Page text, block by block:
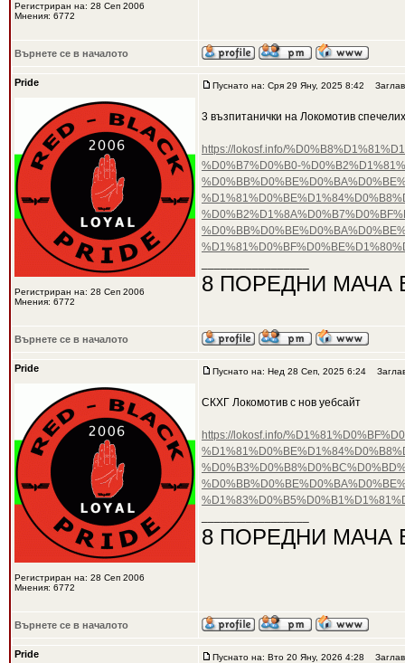
Регистриран на: 28 Сеп 2006
Мнения: 6772
Върнете се в началото
Pride
Регистриран на: 28 Сеп 2006
Мнения: 6772
Пуснато на: Сря 29 Яну, 2025 8:42
3 възпитанички на Локомотив
https://lokosf.info/
%D0%B7%D0%B0-
8 ПОРЕДНИ МАЧА
Върнете се в началото
Pride
Регистриран на: 28 Сеп 2006
Мнения: 6772
Пуснато на: Нед 28 Сеп, 2025 6:24
СКХГ Локомотив с нов уебсайт
https://lokosf.info/
8 ПОРЕДНИ МАЧА
Върнете се в началото
Pride Пуснато на: Вто 20 Яну, 2026 4:28